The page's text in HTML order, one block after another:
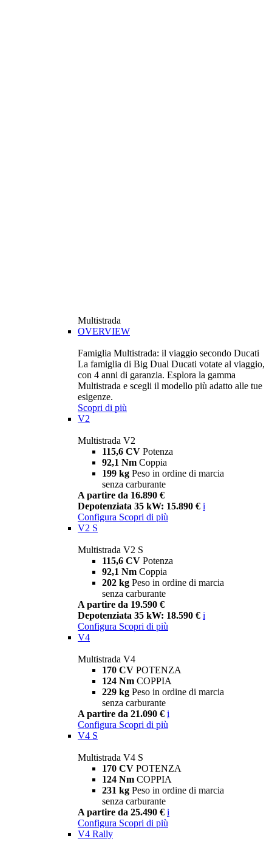
Multistrada
OVERVIEW
Famiglia Multistrada: il viaggio secondo Ducati
La famiglia di Big Dual Ducati votate al viaggio,
con 4 anni di garanzia. Esplora la gamma
Multistrada e scegli il modello più adatto alle tue
esigenze.
Scopri di più
V2
Multistrada V2
115,6 CV Potenza
92,1 Nm Coppia
199 kg Peso in ordine di marcia
senza carburante
A partire da 16.890 €
Depotenziata 35 kW: 15.890 € i
Configura Scopri di più
V2 S
Multistrada V2 S
115,6 CV Potenza
92,1 Nm Coppia
202 kg Peso in ordine di marcia
senza carburante
A partire da 19.590 €
Depotenziata 35 kW: 18.590 € i
Configura Scopri di più
V4
Multistrada V4
170 CV POTENZA
124 Nm COPPIA
229 kg Peso in ordine di marcia
senza carburante
A partire da 21.090 € i
Configura Scopri di più
V4 S
Multistrada V4 S
170 CV POTENZA
124 Nm COPPIA
231 kg Peso in ordine di marcia
senza carburante
A partire da 25.490 € i
Configura Scopri di più
V4 Rally